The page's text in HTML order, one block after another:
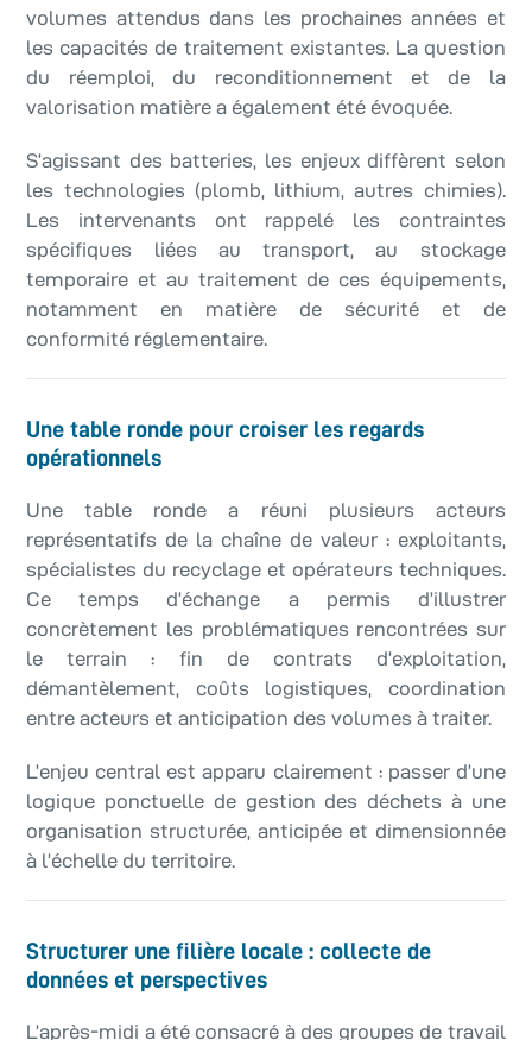
volumes attendus dans les prochaines années et
les capacités de traitement existantes. La question
du réemploi, du reconditionnement et de la
valorisation matière a également été évoquée.
S’agissant des batteries, les enjeux diffèrent selon
les technologies (plomb, lithium, autres chimies).
Les intervenants ont rappelé les contraintes
spécifiques liées au transport, au stockage
temporaire et au traitement de ces équipements,
notamment en matière de sécurité et de
conformité réglementaire.
Une table ronde pour croiser les regards
opérationnels
Une table ronde a réuni plusieurs acteurs
représentatifs de la chaîne de valeur : exploitants,
spécialistes du recyclage et opérateurs techniques.
Ce temps d’échange a permis d’illustrer
concrètement les problématiques rencontrées sur
le terrain : fin de contrats d’exploitation,
démantèlement, coûts logistiques, coordination
entre acteurs et anticipation des volumes à traiter.
L’enjeu central est apparu clairement : passer d’une
logique ponctuelle de gestion des déchets à une
organisation structurée, anticipée et dimensionnée
à l’échelle du territoire.
Structurer une filière locale : collecte de
données et perspectives
L’après-midi a été consacré à des groupes de travail